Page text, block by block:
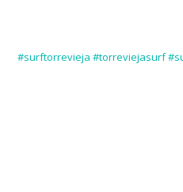
#surftorrevieja #torreviejasurf